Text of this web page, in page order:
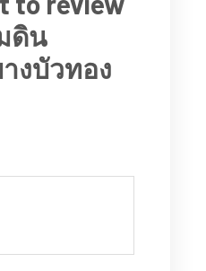
ดิน
งบัวทอง